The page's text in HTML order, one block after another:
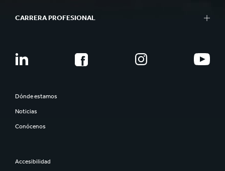
CARRERA PROFESIONAL
Dónde estamos
Noticias
Conócenos
Accesibilidad